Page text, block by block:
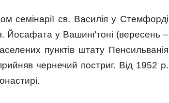
семінарії св. Василія у Стемфорді
Йосафата у Вашинґтоні (вересень –
пунктів штату Пенсильванія
чернечий постриг. Від 1952 р.